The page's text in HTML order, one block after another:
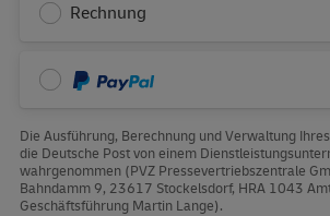
Rechnung
PayPal
Die Ausführung, Berechnung und Verwaltung
die Deutsche Post von einem
wahrgenommen (PVZ Pressevertriebszentrale
Bahndamm 9, 23617 Stockelsdorf, HRA 1043
Geschäftsführung Martin Lange).